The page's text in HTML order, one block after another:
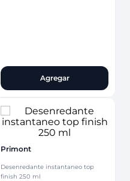
Agregar
Primont
Desenredante instantaneo top
finish 250 ml